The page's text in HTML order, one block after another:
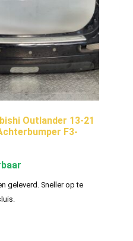
Outlander 13-21
F3-
geleverd. Sneller op te